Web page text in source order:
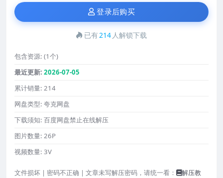
登录后购买
已有214 人解锁下载
包含资源: (1个)
最近更新: 2026-07-05
累计销量: 214
网盘类型: 夸克网盘
下载须知: 百度网盘禁止在线解压
图片数量: 26P
视频数量: 3V
文件损坏 | 密码不正确 | 文章未写解压密码，请统一看：
解压教